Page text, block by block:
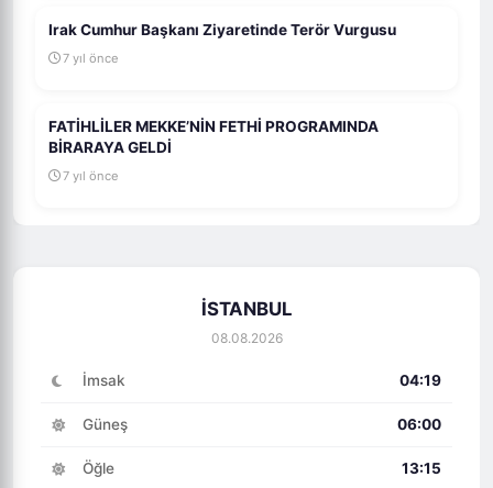
Irak Cumhur Başkanı Ziyaretinde Terör Vurgusu
7 yıl önce
FATİHLİLER MEKKE’NİN FETHİ PROGRAMINDA
BİRARAYA GELDİ
7 yıl önce
İSTANBUL
08.08.2026
İmsak 04:19
Güneş 06:00
Öğle 13:15